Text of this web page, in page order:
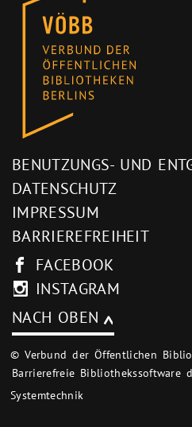
BENUTZUNGS- UND
DATENSCHUTZ
IMPRESSUM
BARRIEREFREIHEIT
FACEBOOK
INSTAGRAM
NACH OBEN
© Verbund der Öffentlichen
Barrierefreie Bibliothekssoftware
Systemtechnik